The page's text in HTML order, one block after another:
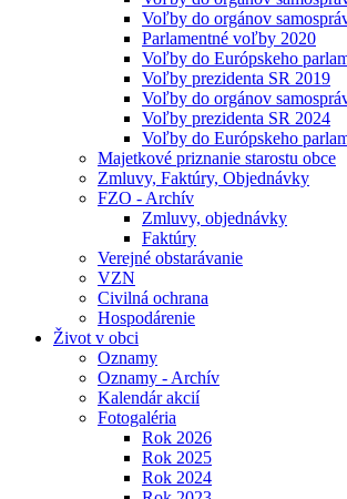
Voľby do orgánov
Parlamentné voľby 2020
Voľby do Európskeho
Voľby prezidenta SR 2019
Voľby do orgánov
Voľby prezidenta SR 2024
Voľby do Európskeho
Majetkové priznanie starostu obce
Zmluvy, Faktúry, Objednávky
FZO - Archív
Zmluvy, objednávky
Faktúry
Verejné obstarávanie
VZN
Civilná ochrana
Hospodárenie
Život v obci
Oznamy
Oznamy - Archív
Kalendár akcií
Fotogaléria
Rok 2026
Rok 2025
Rok 2024